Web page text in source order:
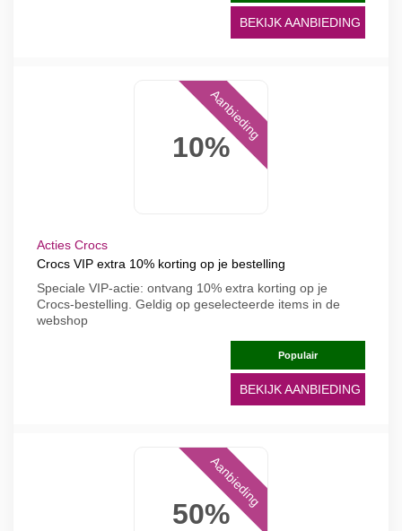
BEKIJK AANBIEDING
10%
Aanbieding
Acties Crocs
Crocs VIP extra 10% korting op je bestelling
Speciale VIP-actie: ontvang 10% extra korting op je
Crocs-bestelling. Geldig op geselecteerde items in de
webshop
Populair
BEKIJK AANBIEDING
50%
Aanbieding